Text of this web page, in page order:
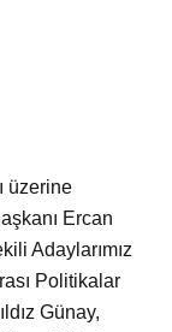
üzerine
Ercan
Adaylarımız
Politikalar
Günay,